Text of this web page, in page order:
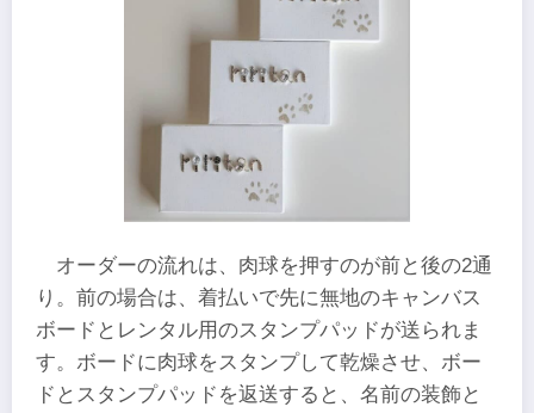
オーダーの流れは、肉球を押すのが前と後の2通
り。前の場合は、着払いで先に無地のキャンバス
ボードとレンタル用のスタンプパッドが送られま
す。ボードに肉球をスタンプして乾燥させ、ボー
ドとスタンプパッドを返送すると、名前の装飾と